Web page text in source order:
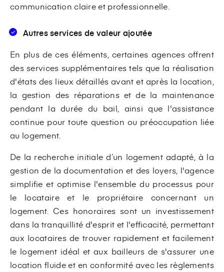
communication claire et professionnelle.
Autres services de valeur ajoutée
En plus de ces éléments, certaines agences offrent
des services supplémentaires tels que la réalisation
d'états des lieux détaillés avant et après la location,
la gestion des réparations et de la maintenance
pendant la durée du bail, ainsi que l'assistance
continue pour toute question ou préoccupation liée
au logement.
De la recherche initiale d’un logement adapté, à la
gestion de la documentation et des loyers, l'agence
simplifie et optimise l'ensemble du processus pour
le locataire et le propriétaire concernant un
logement. Ces honoraires sont un investissement
dans la tranquillité d'esprit et l'efficacité, permettant
aux locataires de trouver rapidement et facilement
le logement idéal et aux bailleurs de s'assurer une
location fluide et en conformité avec les règlements